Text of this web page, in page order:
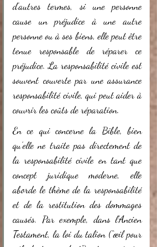
d’autres termes, si une personne
cause un préjudice à une autre
personne ou à ses biens, elle peut être
tenue responsable de réparer ce
préjudice. La responsabilité civile est
souvent couverte par une assurance
responsabilité civile, qui peut aider à
couvrir les coûts de réparation.
En ce qui concerne la Bible, bien
qu’elle ne traite pas directement de
la responsabilité civile en tant que
concept juridique moderne, elle
aborde le thème de la responsabilité
et de la restitution des dommages
causés. Par exemple, dans l’Ancien
Testament, la loi du talion (“œil pour